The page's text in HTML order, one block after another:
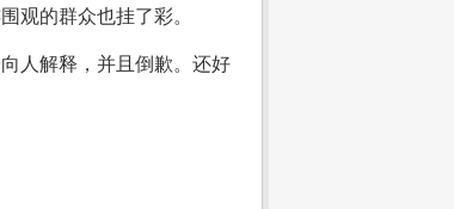
观的群众也挂了彩。
人解释，并且倒歉。还好